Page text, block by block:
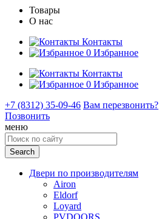
Товары
О нас
Контакты
0 Избранное
Контакты
0 Избранное
+7 (8312) 35-09-46 Вам перезвонить?
Позвонить
меню
Search
for:
Двери по производителям
Airon
Eldorf
Loyard
PVDOORS